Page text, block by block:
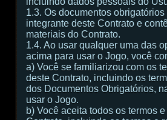
1.3. Os documentos
integrante deste Contrato e
materiais do Contrato.
1.4. Ao usar qualquer uma das
acima para usar o Jogo, você
а) Você se familiarizou com os
deste Contrato, incluindo os
dos Documentos Obrigatórios,
usar o Jogo.
b) Você aceita todos os termos